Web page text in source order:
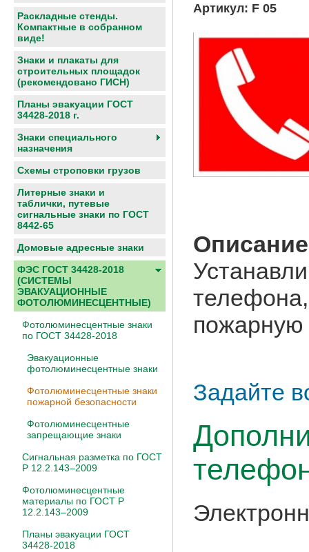
Раскладные стенды.
Компактные в собранном
виде!
Знаки и плакаты для
строительных площадок
(рекомендовано ГИСН)
Планы эвакуации ГОСТ
34428-2018 г.
Знаки специального
назначения
Схемы строповки грузов
Литерные знаки и
таблички, путевые
сигнальные знаки по ГОСТ
8442-65
Домовые адресные знаки
ФЭС ГОСТ 34428-2018
(СИСТЕМЫ
ЭВАКУАЦИОННЫЕ
ФОТОЛЮМИНЕСЦЕНТНЫЕ)
Фотолюминесцентные знаки
по ГОСТ 34428-2018
Эвакуационные
фотолюминесцентные знаки
Фотолюминесцентные знаки
пожарной безопасности
Фотолюминесцентные
запрещающие знаки
Сигнальная разметка по ГОСТ
Р 12.2.143–2009
Фотолюминесцентные
материалы по ГОСТ Р
12.2.143–2009
Планы эвакуации ГОСТ
34428-2018
Артикул: F 05
пожарную
Задайте